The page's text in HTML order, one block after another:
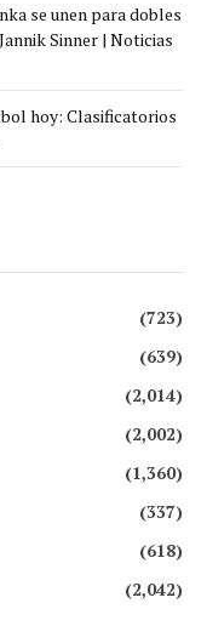
se unen para dobles
Sinner | Noticias
hoy: Clasificatorios
(723)
(639)
(2,014)
(2,002)
(1,360)
(337)
(618)
(2,042)